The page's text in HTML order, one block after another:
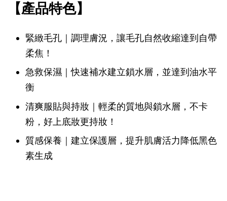
【產品特色】
緊緻毛孔｜調理膚況，讓毛孔自然收縮達到自帶
柔焦！
急救保濕｜快速補水建立鎖水層，並達到油水平
衡
清爽服貼與持妝｜輕柔的質地與鎖水層，不卡
粉，好上底妝更持妝！
質感保養｜建立保護層，提升肌膚活力降低黑色
素生成